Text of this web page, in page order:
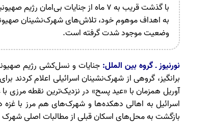
با گذشت قریب به 7 ماه از جنایات
به اهداف موهوم خود، تلاش‌های شهرک‌نشینان
وضعیت موجود شدت گرفته است.
نورنیوز ـ گروه بین الملل: جنایات و نسل‌کشی رژیم
آوریل همزمان با «عید پسح» در نزدیک‌ترین نقطه مرزی
بازگشت به محل‌های اسکان قبلی از مطالبات اصلی